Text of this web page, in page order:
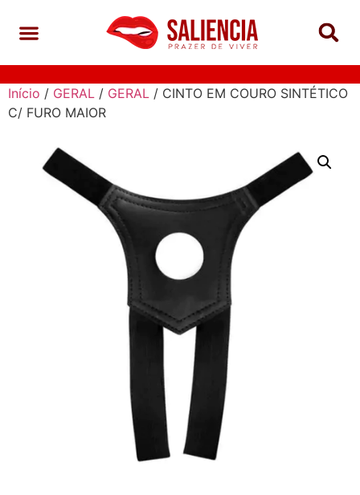
Início / GERAL / GERAL / CINTO EM COURO SINTÉTICO
C/ FURO MAIOR